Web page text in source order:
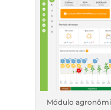
Módulo